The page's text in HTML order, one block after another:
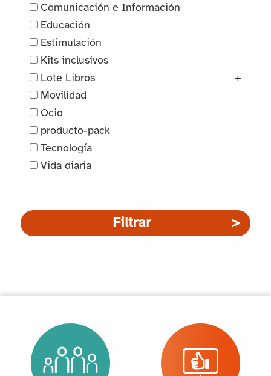
Comunicación e Información
Educación
Estimulación
Kits inclusivos
Lote Libros
+
Movilidad
Ocio
producto-pack
Tecnología
Vida diaria
Filtrar